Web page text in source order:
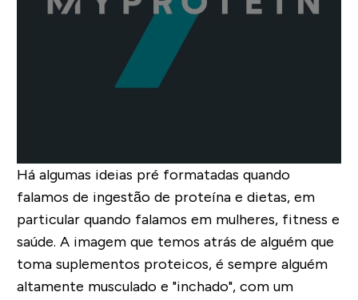
Há algumas ideias pré formatadas quando
falamos de ingestão de proteína e dietas, em
particular quando falamos em mulheres, fitness e
saúde. A imagem que temos atrás de alguém que
toma suplementos proteicos, é sempre alguém
altamente musculado e "inchado", com um